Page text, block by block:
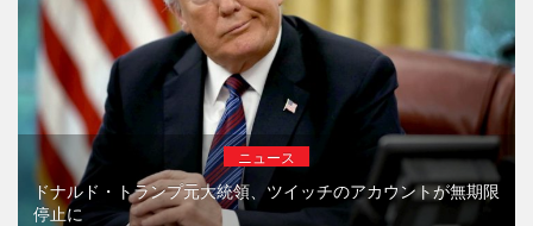
ニュース
ドナルド・トランプ元大統領、ツイッチのアカウントが無期限
停止に